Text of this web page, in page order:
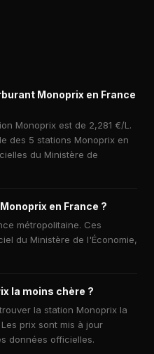
Monoprix en France
Monoprix est de 2,281 €/L.
des 5 stations Monoprix en
du Ministère de
en France ?
métropolitaine. Ces
du Ministère de l'Économie,
la moins chère ?
la station Monoprix la
prix sont mis à jour
données officielles.